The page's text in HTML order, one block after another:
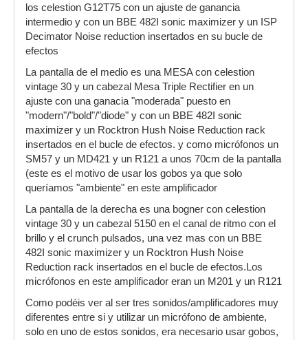
los celestion G12T75 con un ajuste de ganancia
intermedio y con un BBE 482I sonic maximizer y un ISP
Decimator Noise reduction insertados en su bucle de
efectos
La pantalla de el medio es una MESA con celestion
vintage 30 y un cabezal Mesa Triple Rectifier en un
ajuste con una ganacia "moderada" puesto en
"modern"/"bold"/"diode" y con un BBE 482I sonic
maximizer y un Rocktron Hush Noise Reduction rack
insertados en el bucle de efectos. y como micrófonos un
SM57 y un MD421 y un R121 a unos 70cm de la pantalla
(este es el motivo de usar los gobos ya que solo
queríamos "ambiente" en este amplificador
La pantalla de la derecha es una bogner con celestion
vintage 30 y un cabezal 5150 en el canal de ritmo con el
brillo y el crunch pulsados, una vez mas con un BBE
482I sonic maximizer y un Rocktron Hush Noise
Reduction rack insertados en el bucle de efectos.Los
micrófonos en este amplificador eran un M201 y un R121
Como podéis ver al ser tres sonidos/amplificadores muy
diferentes entre si y utilizar un micrófono de ambiente,
solo en uno de estos sonidos, era necesario usar gobos,